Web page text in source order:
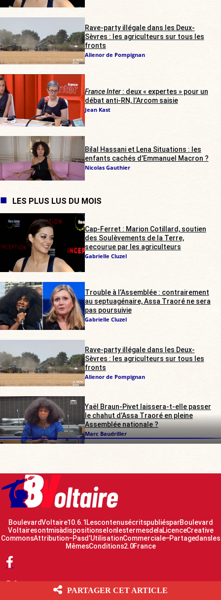
Rave-party illégale dans les Deux-
Sèvres : les agriculteurs sur tous les
fronts
Alienor de Pompignan
France Inter: deux « expertes » pour un
débat anti-RN, l’Arcom saisie
Jean Kast
Bilal Hassani et Lena Situations : les
enfants cachés d’Emmanuel Macron ?
Nicolas Gauthier
LES PLUS LUS DU MOIS
Cap-Ferret : Marion Cotillard, soutien
des Soulèvements de la Terre,
secourue par les agriculteurs
Gabrielle Cluzel
Trouble à l’Assemblée : contrairement
au septuagénaire, Assa Traoré ne sera
pas poursuivie
Gabrielle Cluzel
Rave-party illégale dans les Deux-
Sèvres : les agriculteurs sur tous les
fronts
Alienor de Pompignan
Yaël Braun-Pivet laissera-t-elle passer
le chahut d’Assa Traoré en pleine
Assemblée nationale ?
Marc Baudriller
Boulevard Voltaire 10.6.1 Les contenus écrits publiés par Boulevard
Voltaire sont mis à disposition selon les termes de la Licence Creative
Commons Attribution – Pas d’Utilisation Commerciale – Partage dans les
Mêmes Conditions 2.0 France
PARTAGER CET ARTICLE